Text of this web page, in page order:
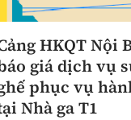
HKQT Nội
giá dịch vụ
phục vụ
Nhà ga T1